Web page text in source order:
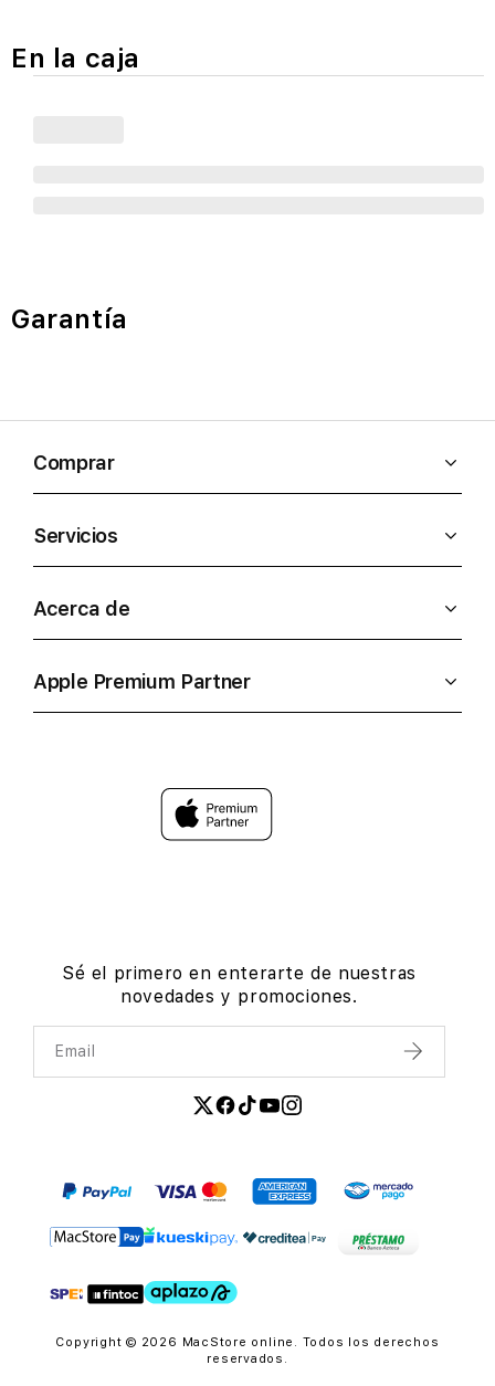
En la caja
Garantía
Comprar
Servicios
Acerca de
Apple Premium Partner
Sé el primero en enterarte de nuestras
novedades y promociones.
Email
Copyright © 2026 MacStore online. Todos los derechos
reservados.